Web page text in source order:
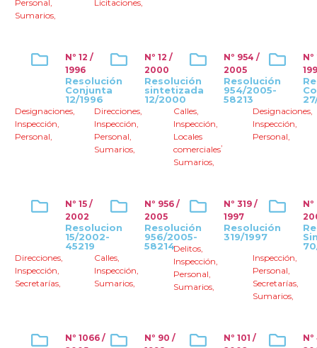
Personal,
Sumarios,
Licitaciones,
Nº 12 /
1996
Resolución
Conjunta
12/1996
Designaciones,
Inspección,
Personal,
Nº 12 /
2000
Resolución
sintetizada
12/2000
Direcciones,
Inspección,
Personal,
Sumarios,
Nº 954 /
2005
Resolución
954/2005-
58213
Calles,
Inspección,
Locales
comerciales
,
Sumarios,
Designaciones,
Inspección,
Personal,
Nº 15 /
2002
Resolucion
15/2002-
45219
Direcciones,
Inspección,
Secretarías,
Nº 956 /
2005
Resolución
956/2005-
58214
Calles,
Inspección,
Sumarios,
Nº 319 /
1997
Resolución
319/1997
Delitos,
Inspección,
Personal,
Sumarios,
Inspección,
Personal,
Secretarías,
Sumarios,
Nº 1066 /
Nº 90 /
Nº 101 /